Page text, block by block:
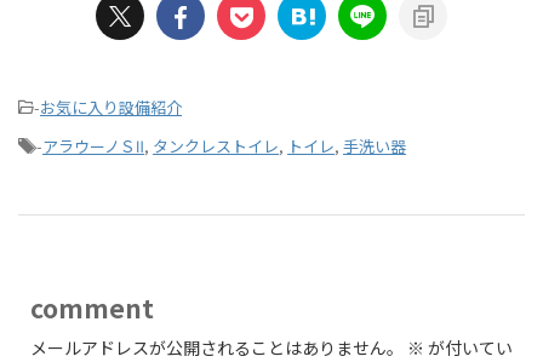
-お気に入り設備紹介
-アラウーノＳⅡ, タンクレストイレ, トイレ, 手洗い器
comment
メールアドレスが公開されることはありません。 ※ が付いてい